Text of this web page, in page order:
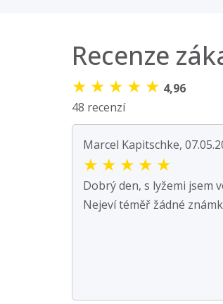
Recenze
★ ★ ★ ★ ★ 4,96
48 recenzí
Marcel Kapitschke,
★ ★ ★ ★ ★
Dobrý den, s lyžemi jsem
Nejeví téměř žádné